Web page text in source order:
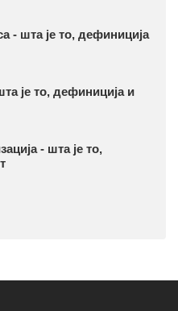
- шта је то, дефиниција
је то, дефиниција и
- шта је то,